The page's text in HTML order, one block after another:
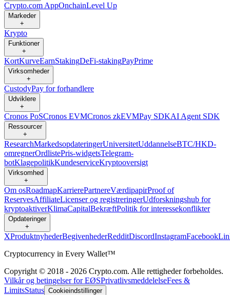
Crypto.com AppOnchainLevel Up
Markeder
+
Krypto
Funktioner
+
KortKurveEarnStakingDeFi-stakingPayPrime
Virksomheder
+
CustodyPay for forhandlere
Udviklere
+
Cronos PoSCronos EVMCronos zkEVMPay SDKAI Agent SDK
Ressourcer
+
ResearchMarkedsopdateringerUniversitetUddannelseBTC/HKD-
omregnerOrdlistePris-widgetsTelegram-
botKlagepolitikKundeserviceKryptooversigt
Virksomhed
+
Om osRoadmapKarrierePartnereVærdipapirProof of
ReservesAffiliateLicenser og registreringerUdforskningshub for
kryptoaktiverKlimaCapitalBekræftPolitik for interessekonflikter
Opdateringer
+
XProduktnyhederBegivenhederRedditDiscordInstagramFacebook
Cryptocurrency in Every Wallet™
Copyright © 2018 - 2026 Crypto.com. Alle rettigheder forbeholdes.
Vilkår og betingelser for EØSPrivatlivsmeddelelseFees &
LimitsStatus Cookieindstillinger